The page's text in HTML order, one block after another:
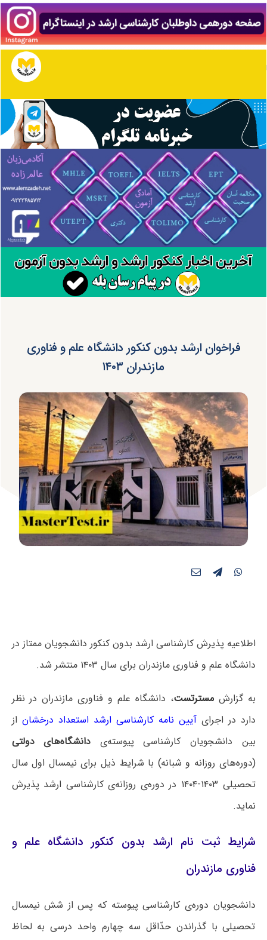
فراخوان ارشد بدون کنکور دانشگاه علم و فناوری
مازندران ۱۴۰۳
اطلاعیه پذیرش کارشناسی ارشد بدون کنکور دانشجویان ممتاز در
دانشگاه علم و فناوری مازندران برای سال ۱۴۰۳ منتشر شد.
به گزارشمسترتست، دانشگاه علم و فناوری مازندران در نظر
دارد در اجرایآیین نامه کارشناسی ارشد استعداد درخشان از
بین دانشجویان کارشناسی پیوسته‌ی دانشگاه‌های دولتی
(دوره‌های روزانه و شبانه) با شرایط ذیل برای نیمسال اول سال
تحصیلی ۱۴۰۳-۱۴۰۴ در دوره‌ی روزانه‌ی کارشناسی ارشد پذیرش
نماید.
شرایط ثبت نام ارشد بدون کنکور دانشگاه علم و
فناوری مازندران
دانشجویان دوره‌ی کارشناسی پیوسته که پس از شش نیمسال
تحصیلی با گذراندن حدّاقل سه چهارم واحد درسی به لحاظ